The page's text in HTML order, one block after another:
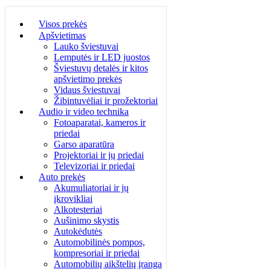
Visos prekės
Apšvietimas
Lauko šviestuvai
Lemputės ir LED juostos
Šviestuvų detalės ir kitos
apšvietimo prekės
Vidaus šviestuvai
Žibintuvėliai ir prožektoriai
Audio ir video technika
Fotoaparatai, kameros ir
priedai
Garso aparatūra
Projektoriai ir jų priedai
Televizoriai ir priedai
Auto prekės
Akumuliatoriai ir jų
įkrovikliai
Alkotesteriai
Aušinimo skystis
Autokėdutės
Automobilinės pompos,
kompresoriai ir priedai
Automobilių aikštelių įranga